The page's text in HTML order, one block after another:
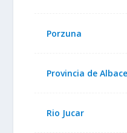
Porzuna
Provincia de
Rio Jucar